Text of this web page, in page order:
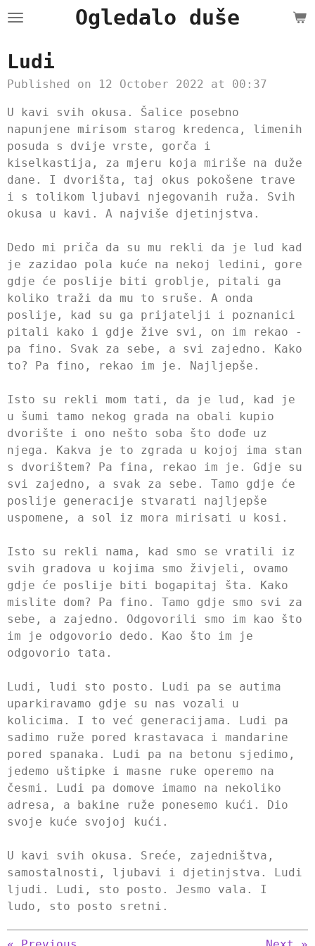
Skip
content
Ogledalo duše
Ludi
Published on 12 October 2022 at 00:37
U kavi svih okusa. Šalice posebno
napunjene mirisom starog kredenca, limenih
posuda s dvije vrste, gorča i
kiselkastija, za mjeru koja miriše na duže
dane. I dvorišta, taj okus pokošene trave
i s tolikom ljubavi njegovanih ruža. Svih
okusa u kavi. A najviše djetinjstva.
Dedo mi priča da su mu rekli da je lud kad
je zazidao pola kuće na nekoj ledini, gore
gdje će poslije biti groblje, pitali ga
koliko traži da mu to sruše. A onda
poslije, kad su ga prijatelji i poznanici
pitali kako i gdje žive svi, on im rekao -
pa fino. Svak za sebe, a svi zajedno. Kako
to? Pa fino, rekao im je. Najljepše.
Isto su rekli mom tati, da je lud, kad je
u šumi tamo nekog grada na obali kupio
dvorište i ono nešto soba što dođe uz
njega. Kakva je to zgrada u kojoj ima stan
s dvorištem? Pa fina, rekao im je. Gdje su
svi zajedno, a svak za sebe. Tamo gdje će
poslije generacije stvarati najljepše
uspomene, a sol iz mora mirisati u kosi.
Isto su rekli nama, kad smo se vratili iz
svih gradova u kojima smo živjeli, ovamo
gdje će poslije biti bogapitaj šta. Kako
mislite dom? Pa fino. Tamo gdje smo svi za
sebe, a zajedno. Odgovorili smo im kao što
im je odgovorio dedo. Kao što im je
odgovorio tata.
Ludi, ludi sto posto. Ludi pa se autima
uparkiravamo gdje su nas vozali u
kolicima. I to već generacijama. Ludi pa
sadimo ruže pored krastavaca i mandarine
pored spanaka. Ludi pa na betonu sjedimo,
jedemo uštipke i masne ruke operemo na
česmi. Ludi pa domove imamo na nekoliko
adresa, a bakine ruže ponesemo kući. Dio
svoje kuće svojoj kući.
U kavi svih okusa. Sreće, zajedništva,
samostalnosti, ljubavi i djetinjstva. Ludi
ljudi. Ludi, sto posto. Jesmo vala. I
ludo, sto posto sretni.